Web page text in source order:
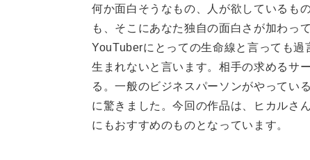
何か面白そうなもの、人が欲しているも
も、そこにあなた独自の面白さが加わっ
YouTuberにとっての生命線と言っても
生まれないと言います。相手の求めるサ
る。一般のビジネスパーソンがやってい
に驚きました。今回の作品は、ヒカルさ
にもおすすめのものとなっています。